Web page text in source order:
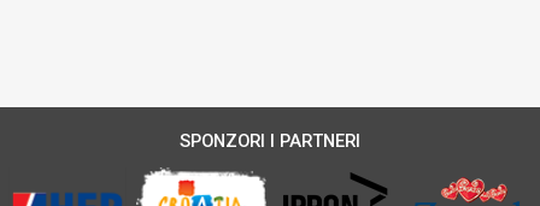
SPONZORI I PARTNERI